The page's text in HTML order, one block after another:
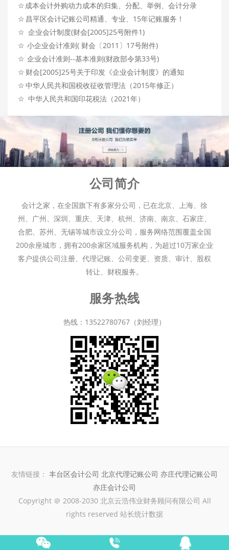
技术要求的公告
☆ 成本会计外购动力成本的归集、分配、举例、会计分录
☆ 昌平区会计记账公司精通、专业、15年记账服务！
☆ 企业会计制度(财会[2005]25号附件1)
☆ 小企业会计准则( 财会〔2011〕17号附件)
☆ 企业会计准则--基本准则(财政部令第33号)
☆ 财会[2005]25号关于印发《企业会计制度》的通知
☆ 中华人民共和国税收征收管理法（2015年修正）
☆ 中华人民共和国印花税法（2021年）
公司简介
会计之家，在全国旗下有多家分公司，已在北京、上海、徐
州、广州、深圳、重庆、天津、杭州、济南、南京、石家庄、
合肥、苏州、无锡等城市设立分公司，服务网络范围覆盖全国
200余座城市，拥有200余家区域服务机构，为超过10万家企业
客户提供公司注册、代理记账、公司变更、资质、审计、股权
转让、财税服务。
服务热线
热线：13522780767（刘经理）
友情链接： 丰台区会计公司 北京代理记账公司 亦庄代理记账公司
亦庄会计公司
Copyright ＠ 2008-2030 北京云浩伟业财务顾问有限公司 All
rights reserved 站长统计数据